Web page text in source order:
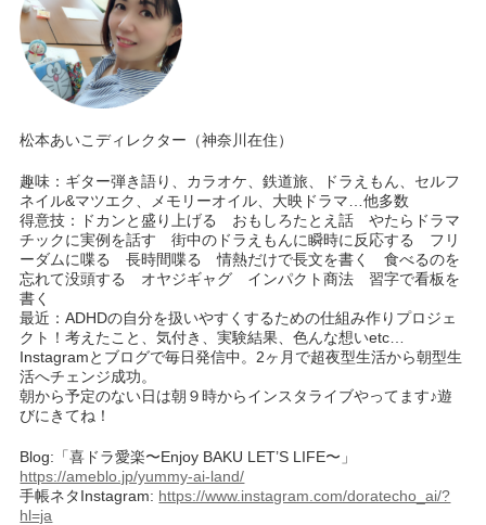
松本あいこディレクター（神奈川在住）
趣味：ギター弾き語り、カラオケ、鉄道旅、ドラえもん、セルフ
ネイル&マツエク、メモリーオイル、大映ドラマ…他多数
得意技：ドカンと盛り上げる おもしろたとえ話 やたらドラマ
チックに実例を話す 街中のドラえもんに瞬時に反応する フリ
ーダムに喋る 長時間喋る 情熱だけで長文を書く 食べるのを
忘れて没頭する オヤジギャグ インパクト商法 習字で看板を
書く
最近：ADHDの自分を扱いやすくするための仕組み作りプロジェ
クト！考えたこと、気付き、実験結果、色んな想いetc…
Instagramとブログで毎日発信中。2ヶ月で超夜型生活から朝型生
活へチェンジ成功。
朝から予定のない日は朝９時からインスタライブやってます♪遊
びにきてね！
Blog:「喜ドラ愛楽〜Enjoy BAKU LET’S LIFE〜」
https://ameblo.jp/yummy-ai-land/
手帳ネタInstagram: https://www.instagram.com/doratecho_ai/?
hl=ja